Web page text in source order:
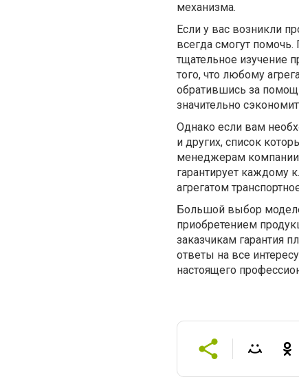
механизма.
Если у вас возникли
всегда смогут
тщательное изучение
того, что любому
обратившись за
значительно
Однако если вам
и других, список
менеджерам
гарантирует каждому
агрегатом
Большой выбор
приобретением
заказчикам гарантия
ответы на все
настоящего